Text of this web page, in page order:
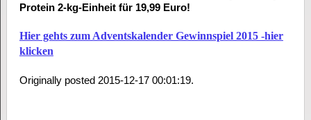
Protein 2-kg-Einheit für 19,99 Euro!
Hier gehts zum Adventskalender Gewinnspiel 2015 -hier
klicken
Originally posted 2015-12-17 00:01:19.